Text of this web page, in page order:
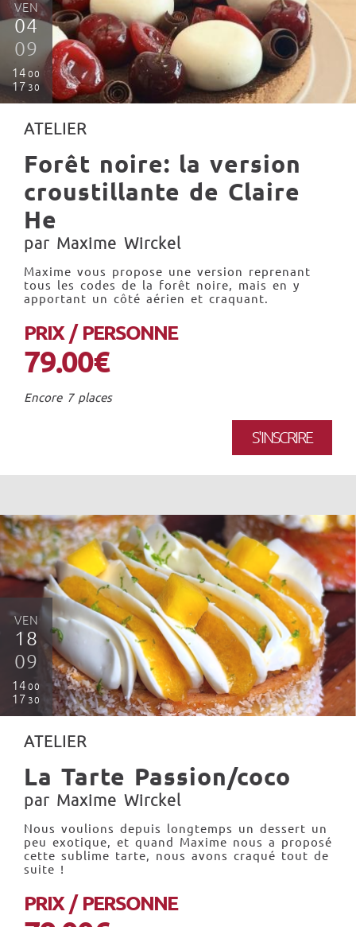
VEN
04
09
14 00
17 30
ATELIER
Forêt noire: la version
croustillante de Claire
He
par Maxime Wirckel
Maxime vous propose une version reprenant
tous les codes de la forêt noire, mais en y
apportant un côté aérien et craquant.
PRIX / PERSONNE
79.00€
Encore 7 places
S'INSCRIRE
VEN
18
09
14 00
17 30
ATELIER
La Tarte Passion/coco
par Maxime Wirckel
Nous voulions depuis longtemps un dessert un
peu exotique, et quand Maxime nous a proposé
cette sublime tarte, nous avons craqué tout de
suite !
PRIX / PERSONNE